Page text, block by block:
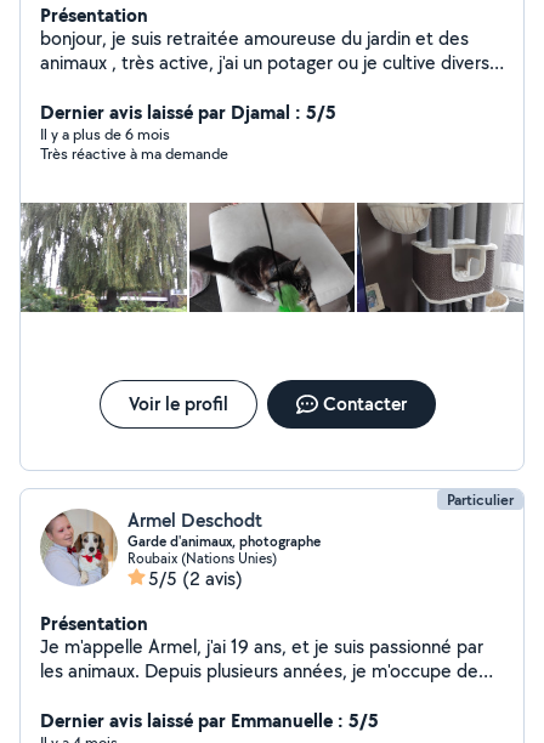
Présentation
bonjour, je suis retraitée amoureuse du jardin et des
animaux , très active, j'ai un potager ou je cultive divers
viennent d'en adopter un, il a 5 mois , ce sont des chats
adorable
Dernier avis laissé par Djamal : 5/5
Il y a plus de 6 mois
Très réactive à ma demande
Voir le profil Contacter
Particulier
Armel Deschodt
Garde d'animaux, photographe
Roubaix (Nations Unies)
5/5 (2 avis)
Présentation
Je m'appelle Armel, j'ai 19 ans, et je suis passionné par
les animaux. Depuis plusieurs années, je m'occupe de
je mets un point d'honneur à offrir à chaque animal que
Dernier avis laissé par Emmanuelle : 5/5